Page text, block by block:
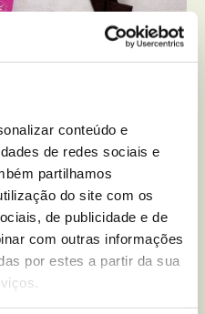
conteúdo e
de redes sociais e
partilhamos
do site com os
de publicidade e de
com outras informações
por estes a partir da sua
com chocolate
Baixa